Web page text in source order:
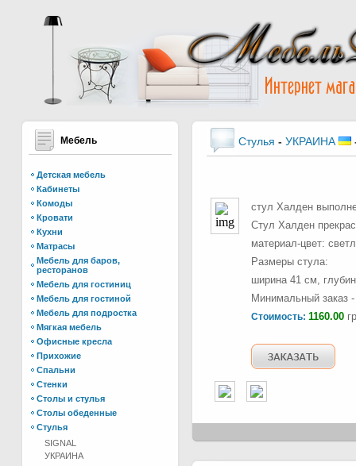
Мебель
Детская мебель
Кабинеты
Комоды
Кровати
Кухни
Матрасы
Мебель для баров,
ресторанов
Мебель для гостиниц
Мебель для гостиной
Мебель для подростка
Мягкая мебель
Офисные кресла
Прихожие
Спальни
Стенки
Столы и стулья
Столы обеденные
Стулья
SIGNAL
УКРАИНА
Стулья - УКРАИНА
стул Халден
Стул Халден
материал-цвет:
Размеры стула:
ширина 41 см,
Минимальный заказ
Стоимость: 1160.00